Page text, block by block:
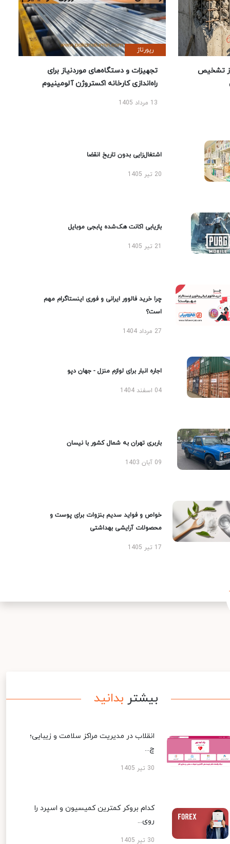
تشخیص
رپورتاژ
تجهیزات و دستگاه‌های موردنیاز برای
راه‌اندازی کارخانه اکستروژن آلومینیوم
13 مرداد 1405
اشتغال‌زایی بدون تاریخ انقضا
20 تیر 1405
بازیابی اکانت هک‌شده پابجی موبایل
چرا خرید فالوور ایرانی و فوری اینستاگرام مهم
است؟
27 مرداد 1404
اجاره انبار برای لوازم منزل - جهان دپو
04 اسفند 1404
باربری تهران به شمال کشور با نیسان
09 آبان 1403
خواص و فواید سدیم بنزوات برای پوست و
محصولات آرایشی بهداشتی
17 تیر 1405
بیشتر بدانید
انقلاب در مدیریت مراکز سلامت و زیبایی؛
چ...
30 تیر 1405
کدام بروکر کمترین کمیسیون و اسپرد را
روی...
30 تیر 1405